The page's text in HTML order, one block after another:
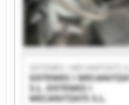
SISTEMES I MECANITZATS S.L.
MECANITZATS S.L.
SISTEMES I MECANITZATS
SISTEMES I
S.L. SISTEMES I
MECANITZATS S.L.